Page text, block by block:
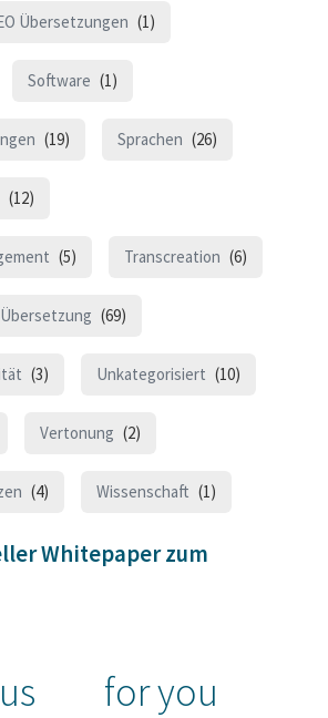
Übersetzungen (1)
Software (1)
(19) Sprachen (26)
(12)
(5) Transcreation (6)
Übersetzung (69)
(3) Unkategorisiert (10)
Vertonung (2)
(4) Wissenschaft (1)
Whitepaper zum
for you